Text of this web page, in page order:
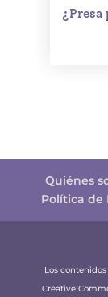
Quiénes
Política de
Los
Creative